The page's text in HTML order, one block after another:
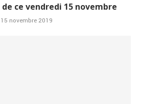
ce vendredi 15 novembre
15 novembre 2019